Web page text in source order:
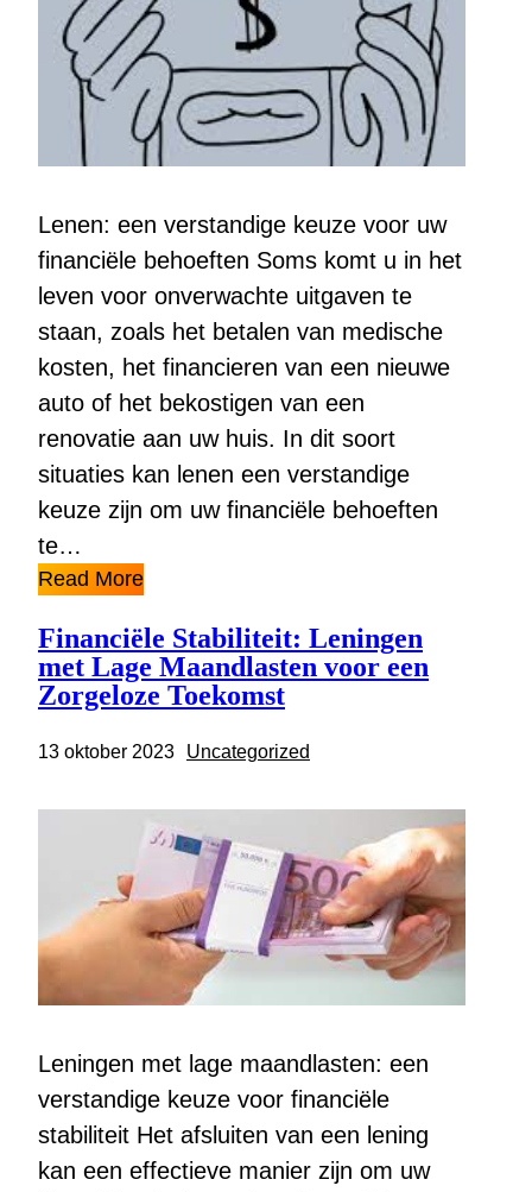
Lenen: een verstandige keuze voor uw
financiële behoeften Soms komt u in het
leven voor onverwachte uitgaven te
staan, zoals het betalen van medische
kosten, het financieren van een nieuwe
auto of het bekostigen van een
renovatie aan uw huis. In dit soort
situaties kan lenen een verstandige
keuze zijn om uw financiële behoeften
te…
Read More
Financiële Stabiliteit: Leningen
met Lage Maandlasten voor een
Zorgeloze Toekomst
13 oktober 2023 Uncategorized
Leningen met lage maandlasten: een
verstandige keuze voor financiële
stabiliteit Het afsluiten van een lening
kan een effectieve manier zijn om uw